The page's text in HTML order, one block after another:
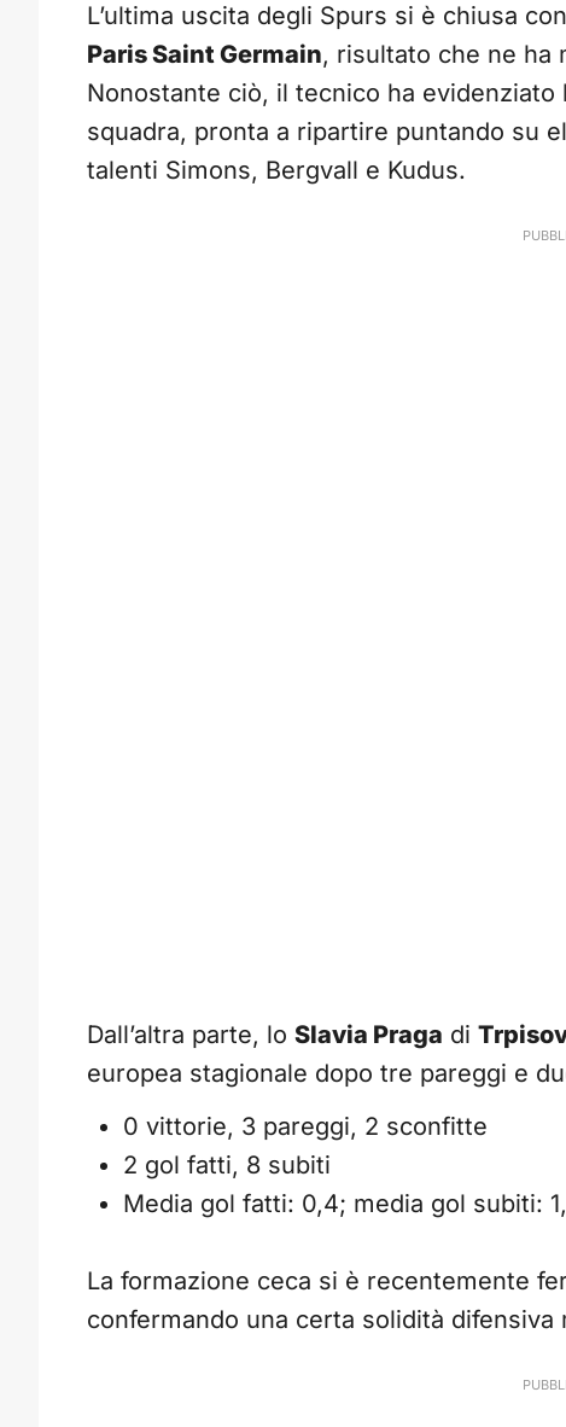
L’ultima uscita degli Spurs si è chiusa
Paris Saint Germain, risultato che ne ha
Nonostante ciò, il tecnico ha
squadra, pronta a ripartire puntando su
talenti Simons, Bergvall e Kudus.
Dall’altra parte, lo Slavia Praga di
europea stagionale dopo tre pareggi e
0 vittorie, 3 pareggi, 2 sconfitte
2 gol fatti, 8 subiti
Media gol fatti: 0,4; media gol subiti:
La formazione ceca si è recentemente
confermando una certa solidità